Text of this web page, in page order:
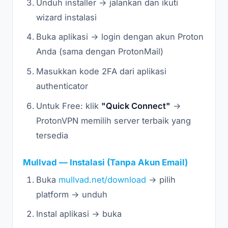
Unduh installer → jalankan dan ikuti
wizard instalasi
Buka aplikasi → login dengan akun Proton
Anda (sama dengan ProtonMail)
Masukkan kode 2FA dari aplikasi
authenticator
Untuk Free: klik "Quick Connect" →
ProtonVPN memilih server terbaik yang
tersedia
Mullvad — Instalasi (Tanpa Akun Email)
Buka mullvad.net/download → pilih
platform → unduh
Instal aplikasi → buka